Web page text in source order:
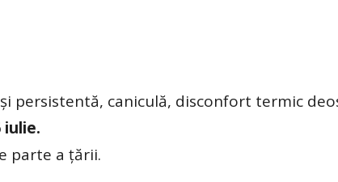
persistentă, caniculă, disconfort termic
iulie.
parte a țării.